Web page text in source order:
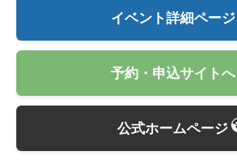
イベント詳細ページ
予約・申込サイトへ
公式ホームページ